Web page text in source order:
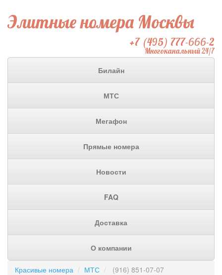
Элитные номера Москвы
+7 (495) 777-666-2
Многоканальный 24/7
Билайн
МТС
Мегафон
Прямые номера
Новости
FAQ
Доставка
О компании
Красивые номера МТС (916) 851-07-07